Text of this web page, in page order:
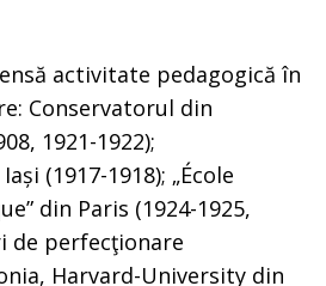
activitate pedagogică în
Conservatorul din
1921-1922);
(1917-1918); „École
din Paris (1924-1925,
de perfecţionare
Harvard-University din